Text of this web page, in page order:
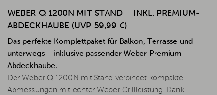
WEBER Q 1200N MIT STAND – INKL. PREMIUM-
ABDECKHAUBE (UVP 59,99 €)
Das perfekte Komplettpaket für Balkon, Terrasse und
unterwegs – inklusive passender Weber Premium-
Abdeckhaube.
Der Weber Q 1200N mit Stand verbindet kompakte
Abmessungen mit echter Weber Grillleistung. Dank